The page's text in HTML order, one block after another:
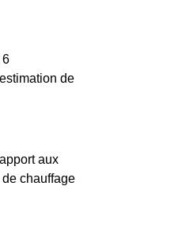
6
de
aux
chauffage